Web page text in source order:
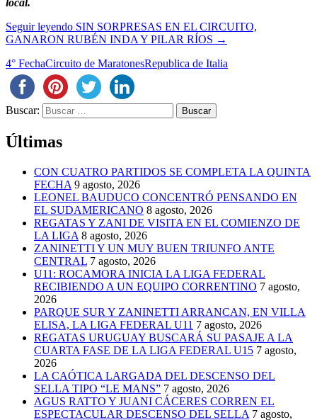
Seguir leyendo SIN SORPRESAS EN EL CIRCUITO,
GANARON RUBÉN INDA Y PILAR RÍOS →
4° FechaCircuito de MaratonesRepublica de Italia
Buscar:
Últimas
CON CUATRO PARTIDOS SE COMPLETA LA QUINTA
FECHA 9 agosto, 2026
LEONEL BAUDUCO CONCENTRÓ PENSANDO EN
EL SUDAMERICANO 8 agosto, 2026
REGATAS Y ZANI DE VISITA EN EL COMIENZO DE
LA LIGA 8 agosto, 2026
ZANINETTI Y UN MUY BUEN TRIUNFO ANTE
CENTRAL 7 agosto, 2026
U11: ROCAMORA INICIA LA LIGA FEDERAL
RECIBIENDO A UN EQUIPO CORRENTINO 7 agosto,
2026
PARQUE SUR Y ZANINETTI ARRANCAN, EN VILLA
ELISA, LA LIGA FEDERAL U11 7 agosto, 2026
REGATAS URUGUAY BUSCARÁ SU PASAJE A LA
CUARTA FASE DE LA LIGA FEDERAL U15 7 agosto,
2026
LA CAÓTICA LARGADA DEL DESCENSO DEL
SELLA TIPO “LE MANS” 7 agosto, 2026
AGUS RATTO Y JUANI CÁCERES CORREN EL
ESPECTACULAR DESCENSO DEL SELLA 7 agosto,